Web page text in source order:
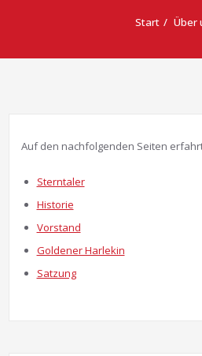
Start Über
Auf den nachfolgenden Seiten
Sterntaler
Historie
Vorstand
Goldener Harlekin
Satzung